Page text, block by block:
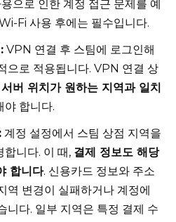
으로 인한 계정 접근 문제를 예
Fi 사용 후에는 필수입니다.
VPN 연결 후 스팀에 로그인해
으로 적용됩니다. VPN 연결 상
버 위치가 원하는 지역과 일치
야 합니다.
계정 설정에서 스팀 상점 지역을
합니다. 이 때, 결제 정보도 해당
합니다. 신용카드 정보와 주소
역 변경이 실패하거나 계정에
니다. 일부 지역은 특정 결제 수